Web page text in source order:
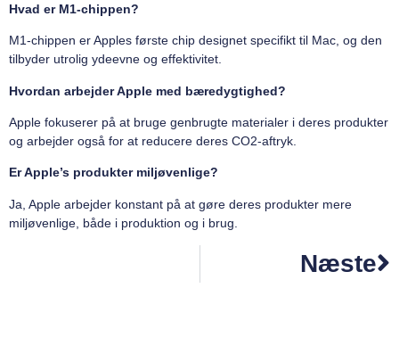
Hvad er M1-chippen?
M1-chippen er Apples første chip designet specifikt til Mac, og den
tilbyder utrolig ydeevne og effektivitet.
Hvordan arbejder Apple med bæredygtighed?
Apple fokuserer på at bruge genbrugte materialer i deres produkter
og arbejder også for at reducere deres CO2-aftryk.
Er Apple’s produkter miljøvenlige?
Ja, Apple arbejder konstant på at gøre deres produkter mere
miljøvenlige, både i produktion og i brug.
Næste